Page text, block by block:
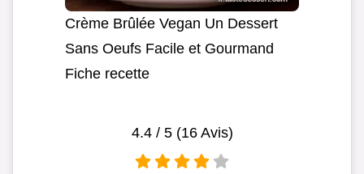
Crème Brûlée Vegan Un Dessert
Sans Oeufs Facile et Gourmand
Fiche recette
4.4/ 5 (16Avis)